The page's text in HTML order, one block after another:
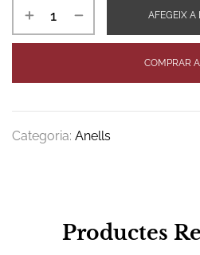
AFEGEIX A
COMPRAR
Categoria: Anells
Productes